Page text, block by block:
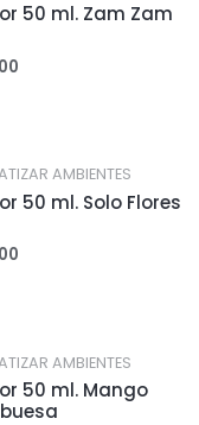
50 ml. Zam Zam
AMBIENTES
50 ml. Solo Flores
AMBIENTES
50 ml. Mango